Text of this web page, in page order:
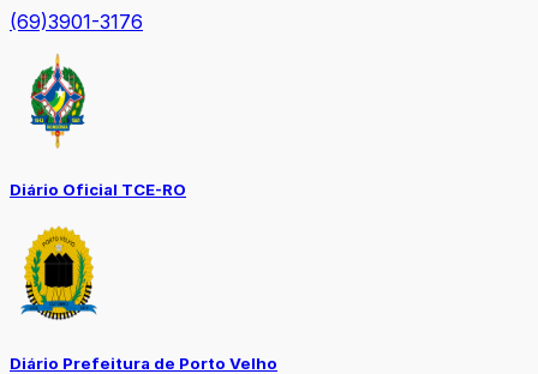
(69)3901-3176
Diário Oficial TCE-RO
Diário Prefeitura de Porto Velho